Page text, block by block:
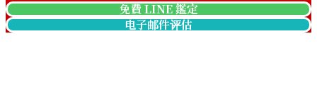
免費 LINE 鑑定
电子邮件评估